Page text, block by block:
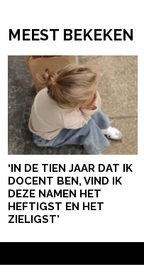
MEEST BEKEKEN
‘IN DE TIEN JAAR DAT IK
DOCENT BEN, VIND IK
DEZE NAMEN HET
HEFTIGST EN HET
ZIELIGST’